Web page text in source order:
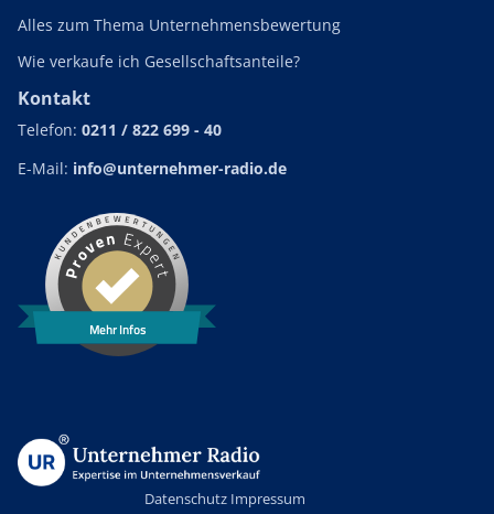
Alles zum Thema Unternehmensbewertung
Wie verkaufe ich Gesellschaftsanteile?
Kontakt
Telefon: 0211 / 822 699 - 40
E-Mail: info@unternehmer-radio.de
Mehr Infos
Datenschutz Impressum